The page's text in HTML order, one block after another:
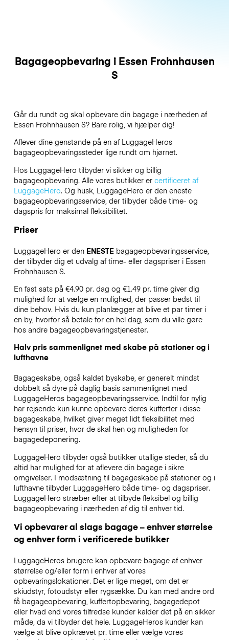
Bagageopbevaring i Essen Frohnhausen
S
Går du rundt og skal opbevare din bagage i nærheden af
Essen Frohnhausen S? Bare rolig, vi hjælper dig!
Aflever dine genstande på en af LuggageHeros
bagageopbevaringssteder lige rundt om hjørnet.
Hos LuggageHero tilbyder vi sikker og billig
bagageopbevaring. Alle vores butikker er certificeret af
LuggageHero. Og husk, LuggageHero er den eneste
bagageopbevaringsservice, der tilbyder både time- og
dagspris for maksimal fleksibilitet.
Priser
LuggageHero er den ENESTEbagageopbevaringsservice,
der tilbyder dig et udvalg af time- eller dagspriser i Essen
Frohnhausen S.
En fast sats på €4.90 pr. dag og €1.49 pr. time giver dig
mulighed for at vælge en mulighed, der passer bedst til
dine behov. Hvis du kun planlægger at blive et par timer i
en by, hvorfor så betale for en hel dag, som du ville gøre
hos andre bagageopbevaringstjenester.
Halv pris sammenlignet med skabe på stationer og i
lufthavne
Bagageskabe, også kaldet byskabe, er generelt mindst
dobbelt så dyre på daglig basis sammenlignet med
LuggageHeros bagageopbevaringsservice. Indtil for nylig
har rejsende kun kunne opbevare deres kufferter i disse
bagageskabe, hvilket giver meget lidt fleksibilitet med
hensyn til priser, hvor de skal hen og muligheden for
bagagedeponering.
LuggageHero tilbyder også butikker utallige steder, så du
altid har mulighed for at aflevere din bagage i sikre
omgivelser. I modsætning til bagageskabe på stationer og i
lufthavne tilbyder LuggageHero både time- og dagspriser.
LuggageHero stræber efter at tilbyde fleksibel og billig
bagageopbevaring i nærheden af dig til enhver tid.
Vi opbevarer al slags bagage – enhver størrelse
og enhver form i verificerede butikker
LuggageHeros brugere kan opbevare bagage af enhver
størrelse og/eller form i enhver af vores
opbevaringslokationer. Det er lige meget, om det er
skiudstyr, fotoudstyr eller rygsække. Du kan med andre ord
få bagageopbevaring, kuffertopbevaring, bagagedepot
eller hvad end vores tilfredse kunder kalder det på en sikker
måde, da vi tilbyder det hele. LuggageHeros kunder kan
vælge at blive opkrævet pr. time eller vælge vores